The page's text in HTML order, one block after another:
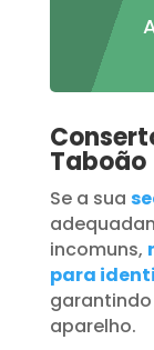
Taboão
Se a sua
incomuns,
para
aparelho.